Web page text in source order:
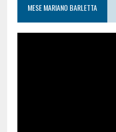
MESE MARIANO BARLETTA